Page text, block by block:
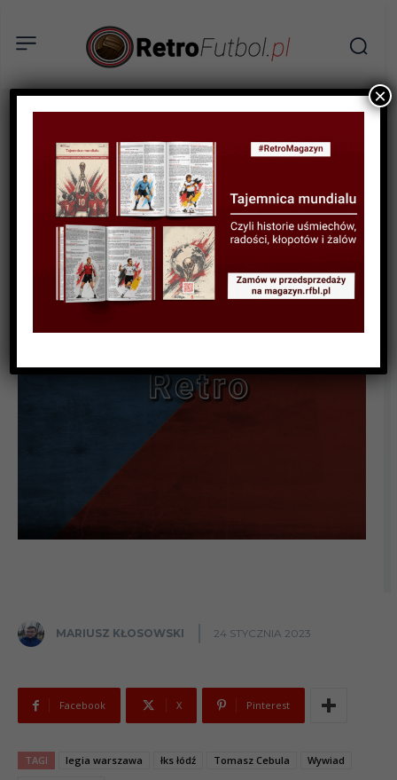
BIOGRAFIE PIŁKARZY WYWIAD
Sonda w stylu Retro #3 –
Tomasz Cebula
MARIUSZ KŁOSOWSKI 24 STYCZNIA 2023
Facebook X Pinterest
TAGI legia warszawa łks łódź Tomasz Cebula
Wywiad
×